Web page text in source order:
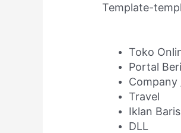
Template-
Toko
Portal
Company
Travel
Iklan
DLL